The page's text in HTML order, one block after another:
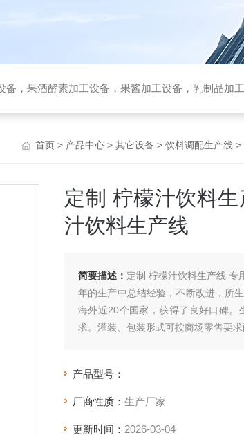
备，破碎榨汁设备，高温杀菌设备，无菌袋灌装机，UHT管式杀菌机，去核破碎机，高速精制打浆机，带式压榨机
首页 > 产品中心 > 其它设备 > 饮料调配生产线 >
定制 柠檬汁饮料
汁饮料生产线
简要描述： 定制 柠檬汁饮料生产线 专
年的生产中总结经验，不断改进，所
海外近20个国家，获得了良好口碑
求。灌装、包装形式可按商场零售要
产品型号：
厂商性质： 生产厂家
更新时间： 2026-03-04